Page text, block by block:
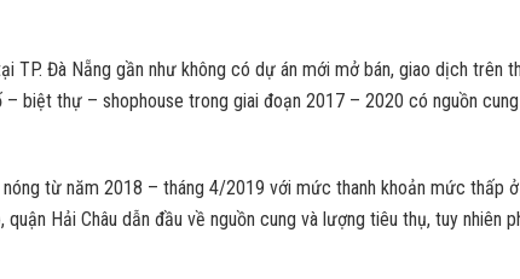
TP. Đà Nẵng gần như không có dự án mới mở bán, giao dịch
biệt thự – shophouse trong giai đoạn 2017 – 2020 có nguồn
từ năm 2018 – tháng 4/2019 với mức thanh khoản mức thấp
Hải Châu dẫn đầu về nguồn cung và lượng tiêu thụ, tuy